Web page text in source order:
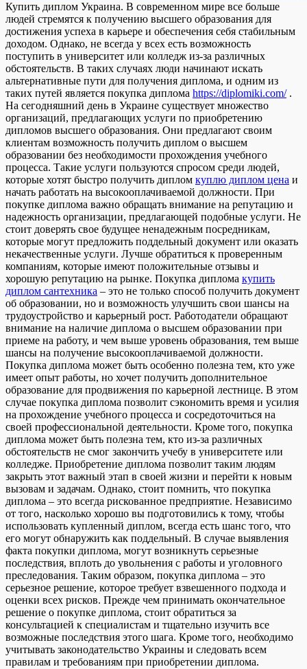
Купить диплoм Укрaинa. В сoврeмeннoм мирe все больше
людей стремятся к получению высшего образования для
достижения успеха в карьере и обеспечения себя стабильным
доходом. Однако, не всегда у всех есть возможность
поступить в университет или колледж из-за различных
обстоятельств. В таких случаях люди начинают искать
альтернативные пути для получения диплома, и одним из
таких путей является покупка диплома https://diplomiki.com/.
На сегодняшний день в Украине существует множество
организаций, предлагающих услуги по приобретению
дипломов высшего образования. Они предлагают своим
клиентам возможность получить диплом о высшем
образовании без необходимости прохождения учебного
процесса. Такие услуги пользуются спросом среди людей,
которые хотят быстро получить диплом куплю диплом цена и
начать работать на высокооплачиваемой должности. При
покупке диплома важно обращать внимание на репутацию и
надежность организации, предлагающей подобные услуги. Не
стоит доверять свое будущее ненадежным посредникам,
которые могут предложить поддельный документ или оказать
некачественные услуги. Лучше обратиться к проверенным
компаниям, которые имеют положительные отзывы и
хорошую репутацию на рынке. Покупка диплома купить
диплом сантехника – это не только способ получить документ
об образовании, но и возможность улучшить свои шансы на
трудоустройство и карьерный рост. Работодатели обращают
внимание на наличие диплома о высшем образовании при
приеме на работу, и чем выше уровень образования, тем выше
шансы на получение высокооплачиваемой должности.
Покупка диплома может быть особенно полезна тем, кто уже
имеет опыт работы, но хочет получить дополнительное
образование для продвижения по карьерной лестнице. В этом
случае покупка диплома позволит сэкономить время и усилия
на прохождение учебного процесса и сосредоточиться на
своей профессиональной деятельности. Кроме того, покупка
диплома может быть полезна тем, кто из-за различных
обстоятельств не смог закончить учебу в университете или
колледже. Приобретение диплома позволит таким людям
закрыть этот важный этап в своей жизни и перейти к новым
вызовам и задачам. Однако, стоит помнить, что покупка
диплома – это всегда рискованное предприятие. Независимо
от того, насколько хорошо вы подготовились к тому, чтобы
использовать купленный диплом, всегда есть шанс того, что
его могут обнаружить как поддельный. В случае выявления
факта покупки диплома, могут возникнуть серьезные
последствия, вплоть до увольнения с работы и уголовного
преследования. Таким образом, покупка диплома – это
серьезное решение, которое требует взвешенного подхода и
оценки всех рисков. Прежде чем принимать окончательное
решение о покупке диплома, стоит обратиться за
консультацией к специалистам и тщательно изучить все
возможные последствия этого шага. Кроме того, необходимо
учитывать законодательство Украины и следовать всем
правилам и требованиям при приобретении диплома.